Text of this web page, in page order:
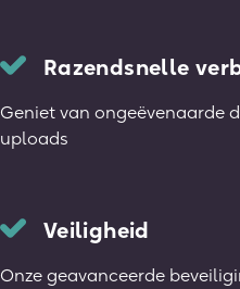
Razendsnelle
Geniet van ongeëvenaarde
uploads
Veiligheid
Onze geavanceerde